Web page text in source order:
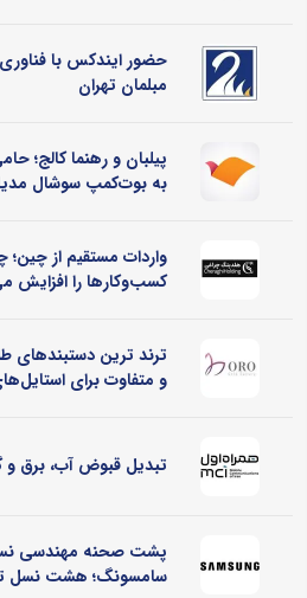
حضور ایندکس با
مبلمان تهران
پیلبان و رهنما کالج؛
به بوت‌کمپ سوشال
واردات مستقیم از
کسب‌وکارها را افزایش
ترند ترین دستبندهای
و متفاوت برای
تبدیل قبوض آب، برق و
سامسونگ؛ هشت نسل